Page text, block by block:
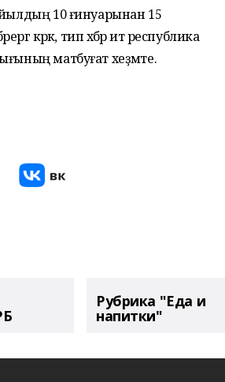
10 ғинуарынан 15
кәрәк, тип хәбәр итә республика
матбуғат хеҙмәте.
Рубрика "Еда и
напитки"